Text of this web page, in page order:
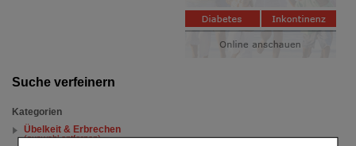
Suche verfeinern
Kategorien
Übelkeit & Erbrechen
(auswahl entfernen)